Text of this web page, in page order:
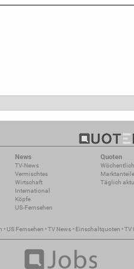
News
TV-News
Vermischtes
Wirtschaft
International
Köpfe
US-Fernsehen
Quoten
Marktanteile
Täglich
• US Fernsehen •TV News • Einschaltquoten •TV